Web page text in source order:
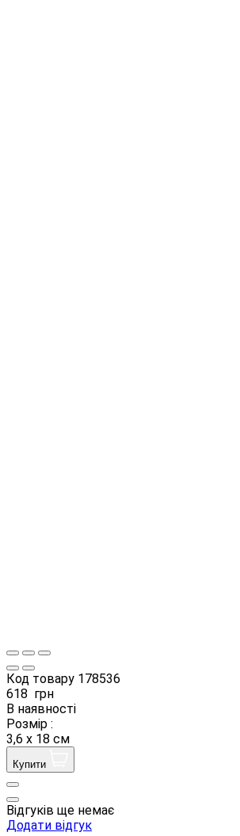
Код товару 178536
618 грн
В наявності
Розмір :
3,6 х 18 см
Купити
Відгуків ще немає
Додати відгук